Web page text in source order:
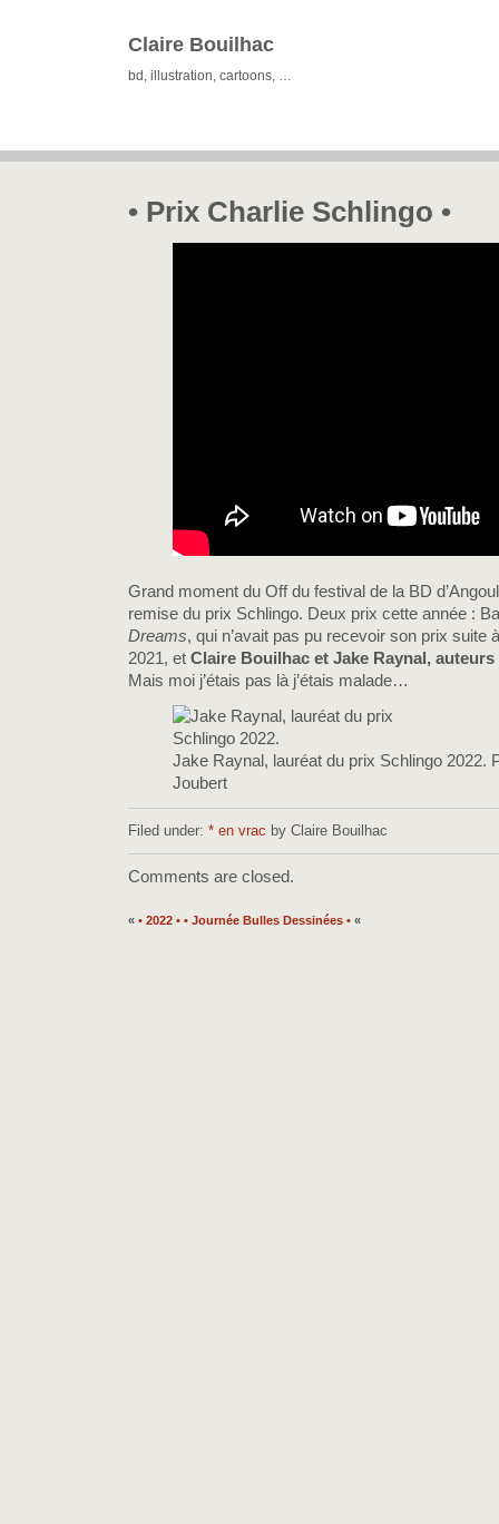
Claire Bouilhac
bd, illustration, cartoons, …
• Prix Charlie Schlingo •
Grand moment du Off du festival de la BD
remise du prix Schlingo. Deux prix cette année :
Dreams, qui n’avait pas pu recevoir son prix suite
2021, et Claire Bouilhac et Jake Raynal,
Mais moi j’étais pas là j’étais malade…
Jake Raynal, lauréat du prix Schlingo 2022.
Joubert
Filed under: * en vrac by Claire Bouilhac
Comments are closed.
« • 2022 • • Journée Bulles Dessinées • «